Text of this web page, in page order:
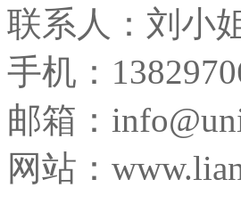
联系人：刘小
手机：
邮箱：
网站：